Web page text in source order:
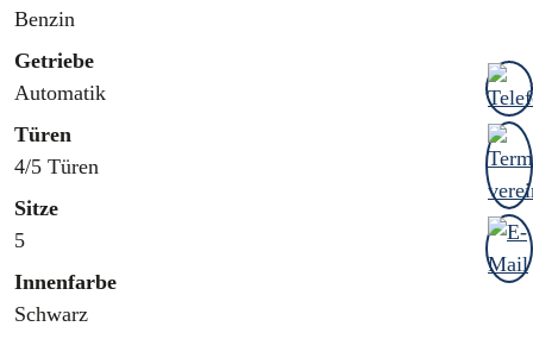
Benzin
Getriebe
Automatik
Türen
4/5 Türen
Sitze
5
Innenfarbe
Schwarz